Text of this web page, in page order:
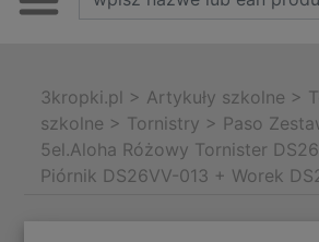
3kropki.pl > Artykuły szkolne >
szkolne > Tornistry > Paso
5el.Aloha Różowy Tornister
Piórnik DS26VV-013 + Worek